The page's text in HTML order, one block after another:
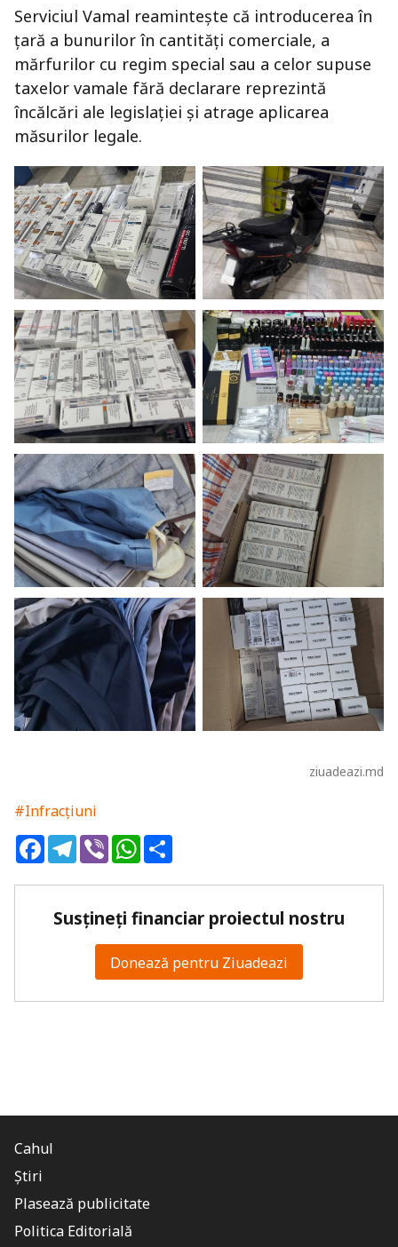
Serviciul Vamal reamintește că introducerea în
țară a bunurilor în cantități comerciale, a
mărfurilor cu regim special sau a celor supuse
taxelor vamale fără declarare reprezintă
încălcări ale legislației și atrage aplicarea
măsurilor legale.
ziuadeazi.md
#Infracțiuni
FacebookTelegram
ViberWhatsApp
Susțineți financiar proiectul nostru
Donează pentru Ziuadeazi
Cahul
Știri
Plasează publicitate
Politica Editorială